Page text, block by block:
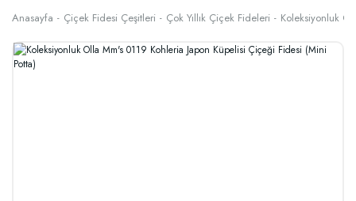
Anasayfa Çiçek Fidesi Çeşitleri Çok Yıllık Çiçek Fideleri Koleksiyonluk